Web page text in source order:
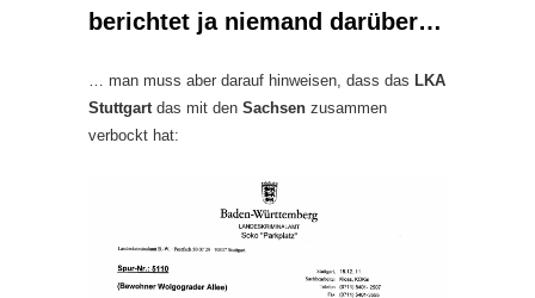
berichtet ja niemand darüber…
… man muss aber darauf hinweisen, dass das LKA
Stuttgart das mit den Sachsen zusammen
verbockt hat: